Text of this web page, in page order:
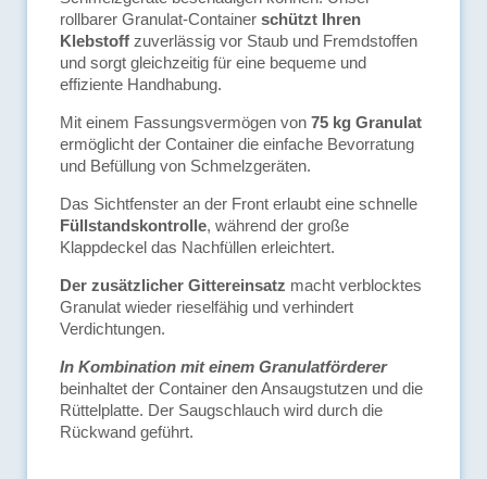
rollbarer Granulat-Container schützt Ihren
Klebstoff zuverlässig vor Staub und Fremdstoffen
und sorgt gleichzeitig für eine bequeme und
effiziente Handhabung.
Mit einem Fassungsvermögen von 75 kg Granulat
ermöglicht der Container die einfache Bevorratung
und Befüllung von Schmelzgeräten.
Das Sichtfenster an der Front erlaubt eine schnelle
Füllstandskontrolle, während der große
Klappdeckel das Nachfüllen erleichtert.
Der zusätzlicher Gittereinsatz macht verblocktes
Granulat wieder rieselfähig und verhindert
Verdichtungen.
In Kombination mit einem Granulatförderer
beinhaltet der Container den Ansaugstutzen und die
Rüttelplatte. Der Saugschlauch wird durch die
Rückwand geführt.